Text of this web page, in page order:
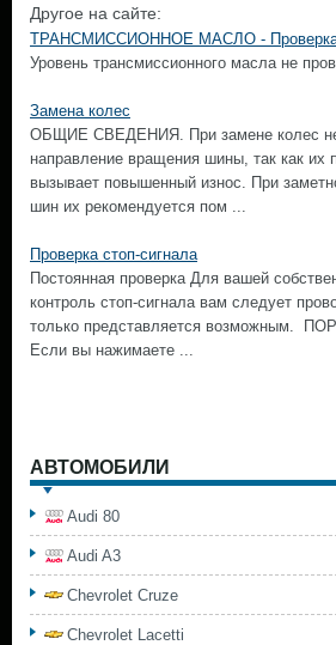
Другое на сайте:
ТРАНСМИССИОННОЕ МАСЛО - Проверка
Уровень трансмиссионного масла не
Замена колес
ОБЩИЕ СВЕДЕНИЯ. При замене колес
направление вращения шины, так как их
вызывает повышенный износ. При
шин их рекомендуется пом ...
Проверка стоп-сигнала
Постоянная проверка Для вашей
контроль стоп-сигнала вам следует
только представляется возможным.
Если вы нажимаете ...
АВТОМОБИЛИ
Audi 80
Audi A3
Chevrolet Cruze
Chevrolet Lacetti